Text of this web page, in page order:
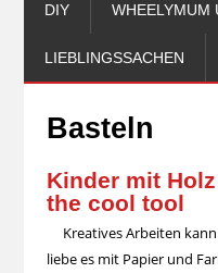
DIY WHEELYMUM
LIEBLINGSSACHEN
Basteln
Kinder mit
the cool tool
Kreatives Arbeiten
liebe es mit Papier und